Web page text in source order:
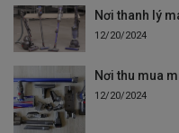
Nơi thanh lý
12/20/2024
Nơi thu mua
12/20/2024